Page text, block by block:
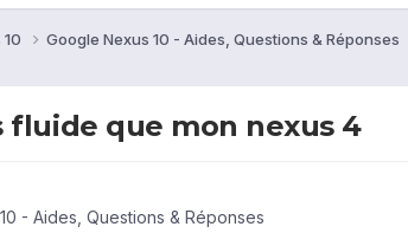
Google Nexus 10 - Aides, Questions & Réponses
fluide que mon nexus 4
- Aides, Questions & Réponses